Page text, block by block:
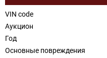
VIN code
Аукцион
Год
Основные повреждения